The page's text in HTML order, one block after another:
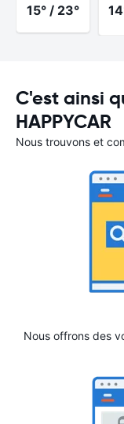
15° / 23°
C'est ainsi
HAPPYCAR
Nous trouvons et
Nous offrons des